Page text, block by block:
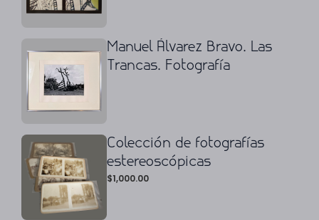
Manuel Álvarez Bravo. Las
Trancas. Fotografía
Colección de fotografías
estereoscópicas
$1,000.00